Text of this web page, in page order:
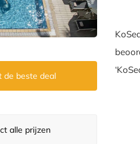
de beste deal
alle prijzen